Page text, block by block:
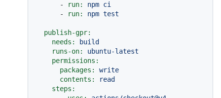
-
run: npm ci
-
run: npm test
publish-gpr:
needs:
build
runs-on:
ubuntu-latest
permissions:
packages:
write
contents:
read
steps: